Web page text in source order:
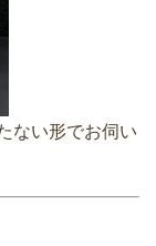
ない形でお伺い